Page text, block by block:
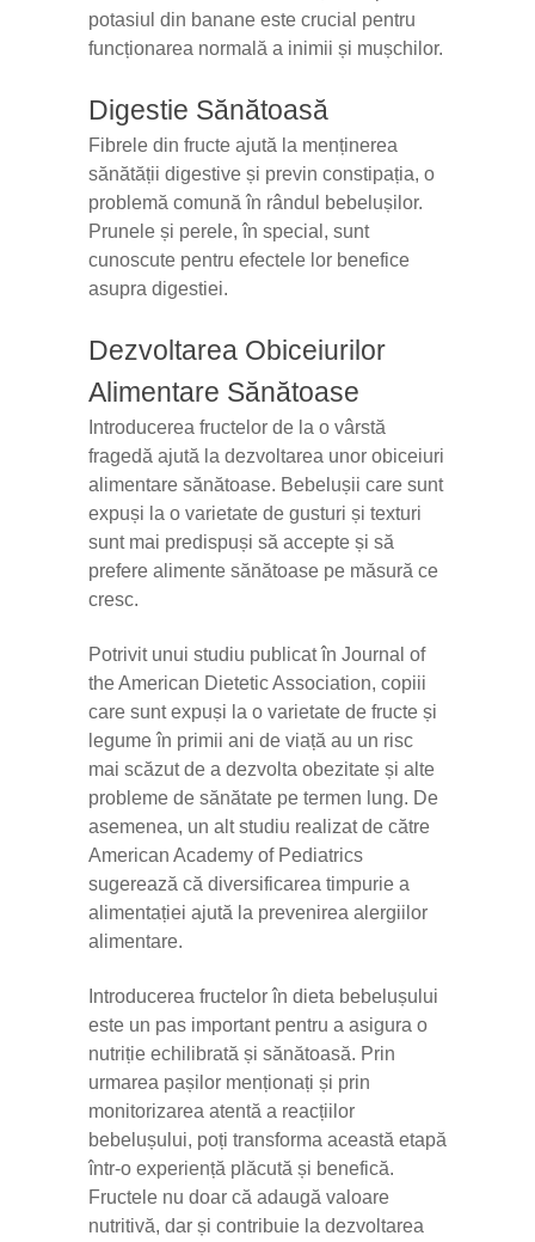
potasiul din banane este crucial pentru
funcționarea normală a inimii și mușchilor.
Digestie Sănătoasă
Fibrele din fructe ajută la menținerea
sănătății digestive și previn constipația, o
problemă comună în rândul bebelușilor.
Prunele și perele, în special, sunt
cunoscute pentru efectele lor benefice
asupra digestiei.
Dezvoltarea Obiceiurilor
Alimentare Sănătoase
Introducerea fructelor de la o vârstă
fragedă ajută la dezvoltarea unor obiceiuri
alimentare sănătoase. Bebelușii care sunt
expuși la o varietate de gusturi și texturi
sunt mai predispuși să accepte și să
prefere alimente sănătoase pe măsură ce
cresc.
Potrivit unui studiu publicat în Journal of
the American Dietetic Association, copiii
care sunt expuși la o varietate de fructe și
legume în primii ani de viață au un risc
mai scăzut de a dezvolta obezitate și alte
probleme de sănătate pe termen lung. De
asemenea, un alt studiu realizat de către
American Academy of Pediatrics
sugerează că diversificarea timpurie a
alimentației ajută la prevenirea alergiilor
alimentare.
Introducerea fructelor în dieta bebelușului
este un pas important pentru a asigura o
nutriție echilibrată și sănătoasă. Prin
urmarea pașilor menționați și prin
monitorizarea atentă a reacțiilor
bebelușului, poți transforma această etapă
într-o experiență plăcută și benefică.
Fructele nu doar că adaugă valoare
nutritivă, dar și contribuie la dezvoltarea